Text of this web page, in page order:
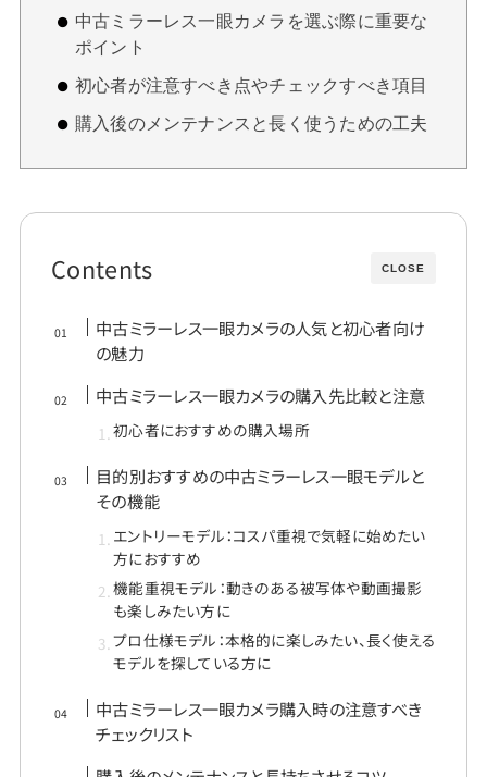
中古ミラーレス一眼カメラを選ぶ際に重要な
ポイント
初心者が注意すべき点やチェックすべき項目
購入後のメンテナンスと長く使うための工夫
CLOSE
Contents
中古ミラーレス一眼カメラの人気と初心者向け
の魅力
中古ミラーレス一眼カメラの購入先比較と注意
初心者におすすめの購入場所
目的別おすすめの中古ミラーレス一眼モデルと
その機能
エントリーモデル：コスパ重視で気軽に始めたい
方におすすめ
機能重視モデル：動きのある被写体や動画撮影
も楽しみたい方に
プロ仕様モデル：本格的に楽しみたい、長く使える
モデルを探している方に
中古ミラーレス一眼カメラ購入時の注意すべき
チェックリスト